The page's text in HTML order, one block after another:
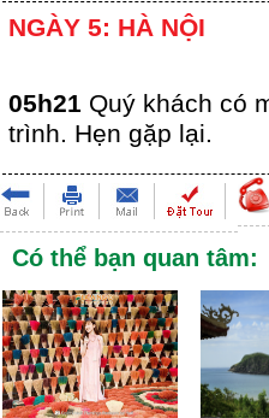
NGÀY 5: HÀ NỘI
05h21 Quý khách có
trình. Hẹn gặp lại.
Có thể bạn quan tâm: